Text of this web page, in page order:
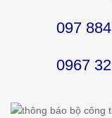
097
0967